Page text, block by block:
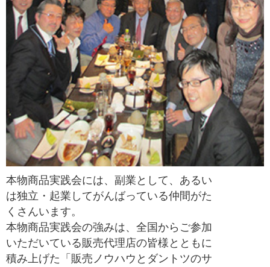
本物商品実践会には、副業として、あるい
は独立・起業してがんばっている仲間がた
くさんいます。
本物商品実践会の強みは、全国からご参加
いただいている販売代理店の皆様とともに
積み上げた「販売ノウハウとダントツのサ